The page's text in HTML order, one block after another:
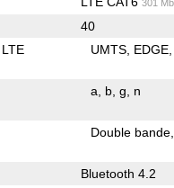
301
40
LTE UMTS EDGE
a b g n
Double bande
Bluetooth 4.2